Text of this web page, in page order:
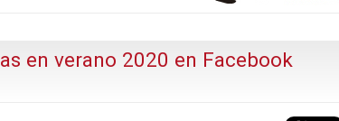
en verano 2020 en Facebook